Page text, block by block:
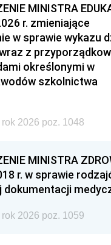
MINISTRA
r. zmieniające
w sprawie wykazu
z
określonymi w
szkolnictwa
2026 poz. 1048
MINISTRA
r. w sprawie
dokumentacji
2026 poz. 1059